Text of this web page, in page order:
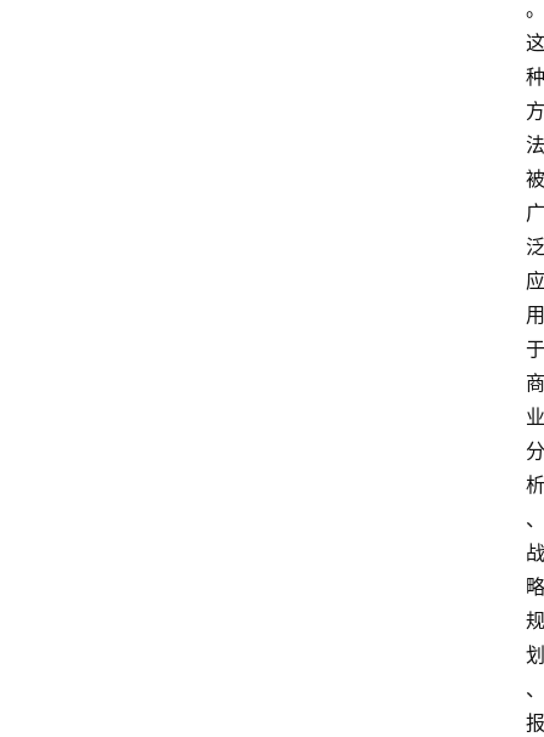
。
这
种
方
法
被
广
泛
应
用
于
商
业
分
析
、
战
略
规
划
、
报